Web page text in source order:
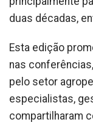
duas décadas,
Esta edição
nas
pelo setor
especialistas,
compartilharam